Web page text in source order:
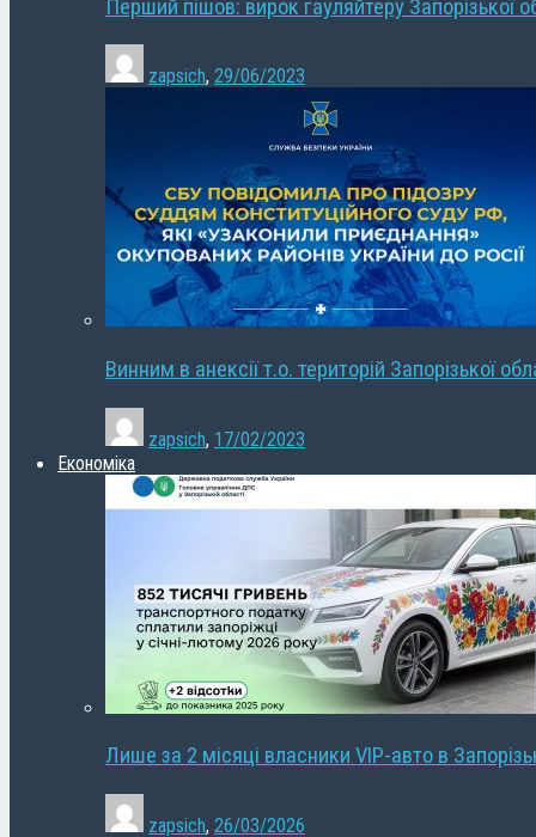
Перший пішов: вирок гауляйтеру Запорізької
zapsich, 29/06/2023
Винним в анексії т.о. територій Запорізької
zapsich, 17/02/2023
Економіка
Лише за 2 місяці власники VIP-авто в
zapsich, 26/03/2026